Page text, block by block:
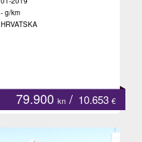
- g/km
HRVATSKA
79.900 kn / 10.653 €